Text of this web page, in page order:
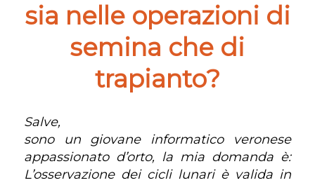
sia nelle operazioni di
semina che di
trapianto?
Salve,
sono un giovane informatico veronese
appassionato d’orto, la mia domanda è:
L’osservazione dei cicli lunari è valida in